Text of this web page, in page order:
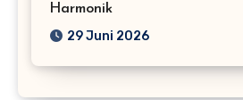
Harmonik
29 Juni 2026